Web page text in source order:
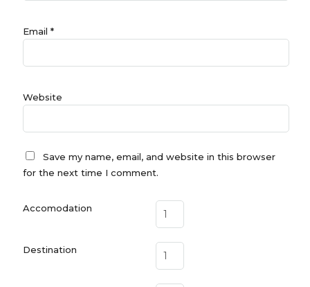
Email *
Website
Save my name, email, and website in this browser
for the next time I comment.
Accomodation
Destination